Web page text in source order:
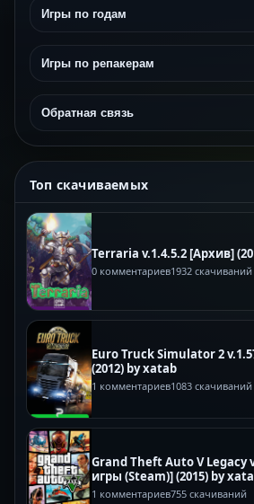
Игры по годам
Игры по репакерам
Обратная связь
Топ скачиваемых
Terraria v.1.4.5.2 [Архив]
0 комментариев1932 скачиваний
Euro Truck Simulator 2
(2012) by xatab
1 комментариев1083 скачиваний
Grand Theft Auto V Legacy
игры (Steam)] (2015) by
1 комментариев755 скачиваний